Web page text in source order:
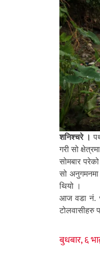
शनिश्चरे ।
गरी सो
सोमबार
सो अनुगमनमा
थियो ।
आज वडा नं.
टोलवासीहरु
बुधबार, ६